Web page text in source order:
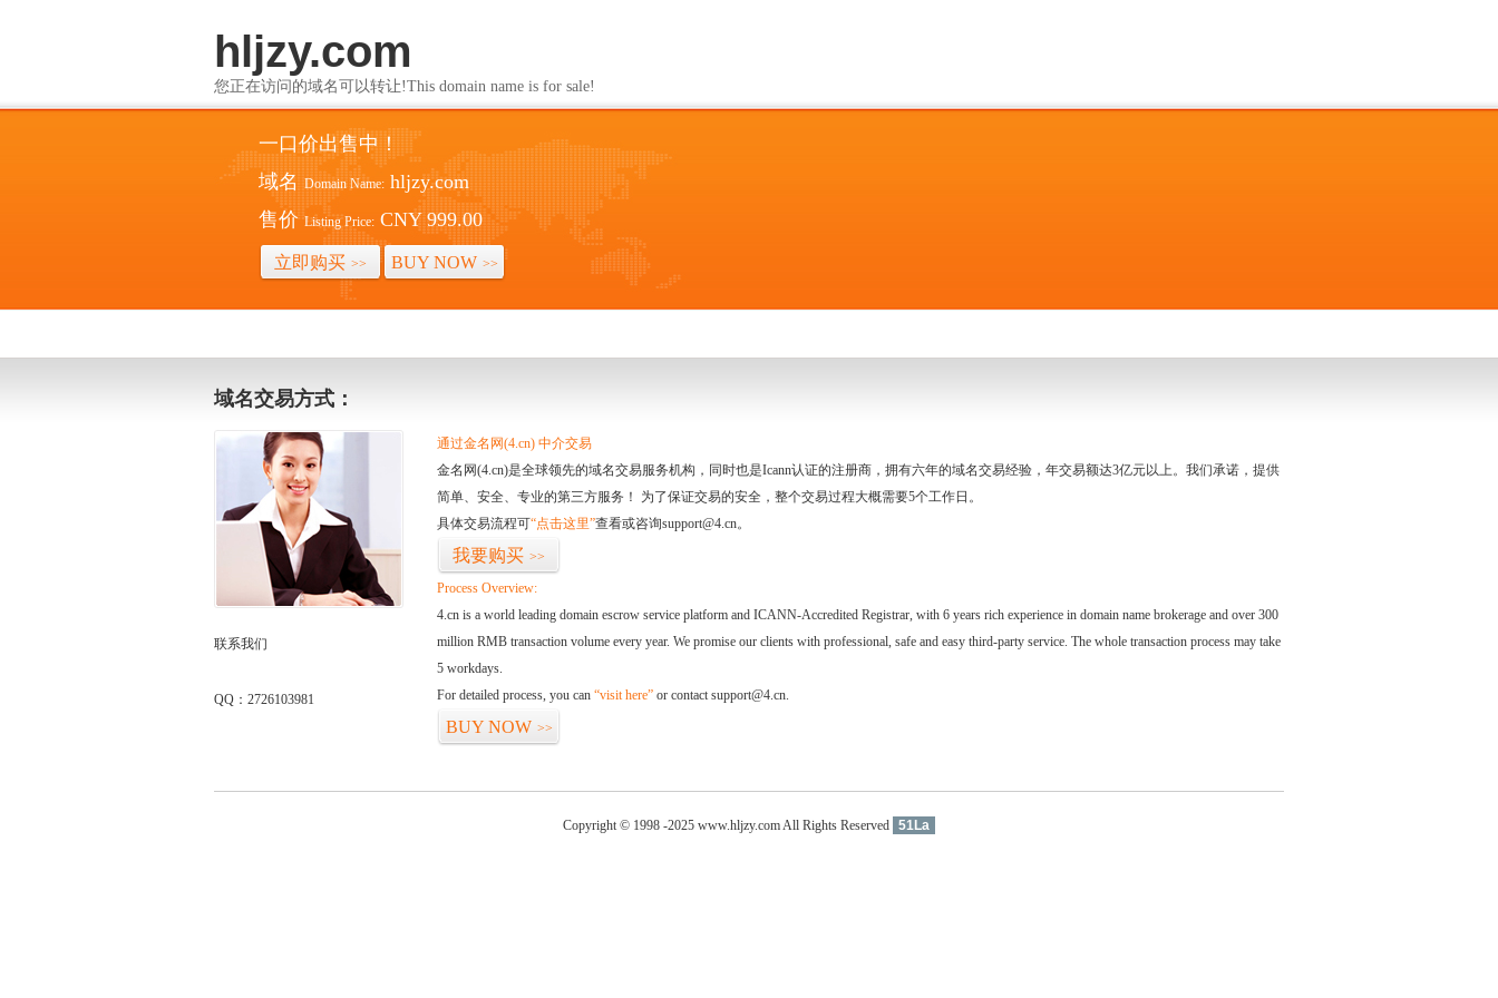
hljzy.com
您正在访问的域名可以转让!This domain name is for sale!
一口价出售中！
域名 Domain Name: hljzy.com
售价 Listing Price: CNY 999.00
立即购买 >> BUY NOW >>
域名交易方式：
联系我们
QQ：2726103981
通过金名网(4.cn) 中介交易
金名网(4.cn)是全球领先的域名交易服务机构，同时也是Icann认证的注册商，拥有六年的域名交易经验，年交易额达3亿元以上。我们承诺，提供
简单、安全、专业的第三方服务！ 为了保证交易的安全，整个交易过程大概需要5个工作日。
具体交易流程可“点击这里”查看或咨询support@4.cn。
我要购买 >>
Process Overview:
4.cn is a world leading domain escrow service platform and ICANN-Accredited Registrar, with 6 years rich experience in domain name brokerage and over 300
million RMB transaction volume every year. We promise our clients with professional, safe and easy third-party service. The whole transaction process may take
5 workdays.
For detailed process, you can “visit here” or contact support@4.cn.
BUY NOW >>
Copyright © 1998 -2025 www.hljzy.com All Rights Reserved 51La